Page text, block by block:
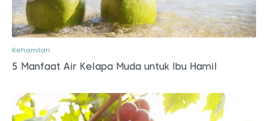
Kehamilan
5 Manfaat Air Kelapa Muda untuk Ibu Hamil